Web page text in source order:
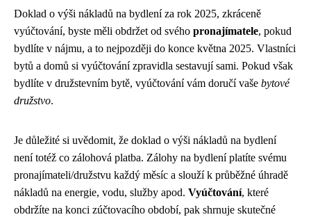
Doklad o výši nákladů na bydlení za rok 2025, zkráceně
vyúčtování, byste měli obdržet od svého pronajímatele, pokud
bydlíte v nájmu, a to nejpozději do konce května 2025. Vlastníci
bytů a domů si vyúčtování zpravidla sestavují sami. Pokud však
bydlíte v družstevním bytě, vyúčtování vám doručí vaše bytové
družstvo.
Je důležité si uvědomit, že doklad o výši nákladů na bydlení
není totéž co zálohová platba. Zálohy na bydlení platíte svému
pronajímateli/družstvu každý měsíc a slouží k průběžné úhradě
nákladů na energie, vodu, služby apod. Vyúčtování, které
obdržíte na konci zúčtovacího období, pak shrnuje skutečné